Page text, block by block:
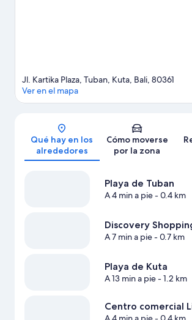
Mapa
Jl. Kartika Plaza, Tuban, Kuta, Bali, 80361
Ver en el mapa
Qué hay en los
alrededores
Cómo moverse
por la zona
Playa de Tuban
A 4 min a pie- 0.4 km
Discovery
A 7 min a pie- 0.7 km
Playa de Kuta
A 13 min a pie- 1.2 km
Centro comercial